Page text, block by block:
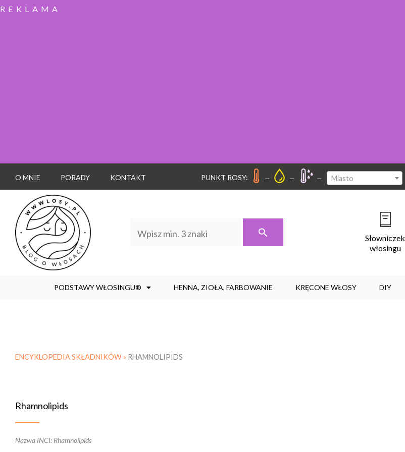
REKLAMA
O MNIE PORADY KONTAKT PUNKT ROSY: – – – Miasto
Słowniczek
włosingu
PODSTAWY WŁOSINGU® HENNA, ZIOŁA, FARBOWANIE KRĘCONE WŁOSY DIY
ENCYKLOPEDIA SKŁADNIKÓW » RHAMNOLIPIDS
Rhamnolipids
Nazwa INCI: Rhamnolipids